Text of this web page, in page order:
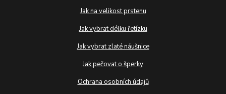
Jak na velikost prstenu
Jak vybrat délku řetízku
Jak vybrat zlaté náušnice
Jak pečovat o šperky
Ochrana osobních údajů